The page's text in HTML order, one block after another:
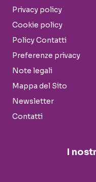
Privacy policy
Cookie policy
Policy Contatti
Preferenze privacy
Note legali
Mappa del Sito
Newsletter
Contatti
I